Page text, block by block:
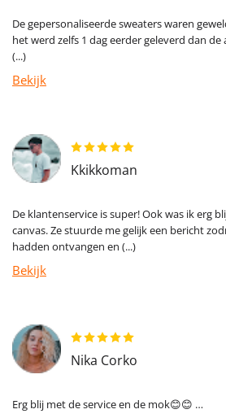
De gepersonaliseerde sweaters waren
het werd zelfs 1 dag eerder geleverd dan
(...)
Bekijk
Kkikkoman
De klantenservice is super! Ook was ik erg
canvas. Ze stuurde me gelijk een bericht
hadden ontvangen en (...)
Bekijk
Nika Corko
Erg blij met de service en de mok😊😊 …